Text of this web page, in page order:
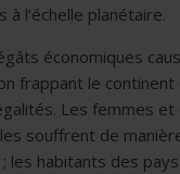
à l’échelle planétaire.
économiques
frappant le continent
Les femmes et
souffrent de
les habitants des